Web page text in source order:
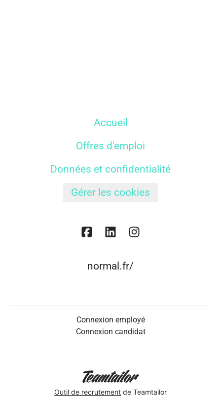
Accueil
Offres d'emploi
Données et confidentialité
Gérer les cookies
normal.fr/
Connexion employé
Connexion candidat
Outil de recrutement de Teamtailor